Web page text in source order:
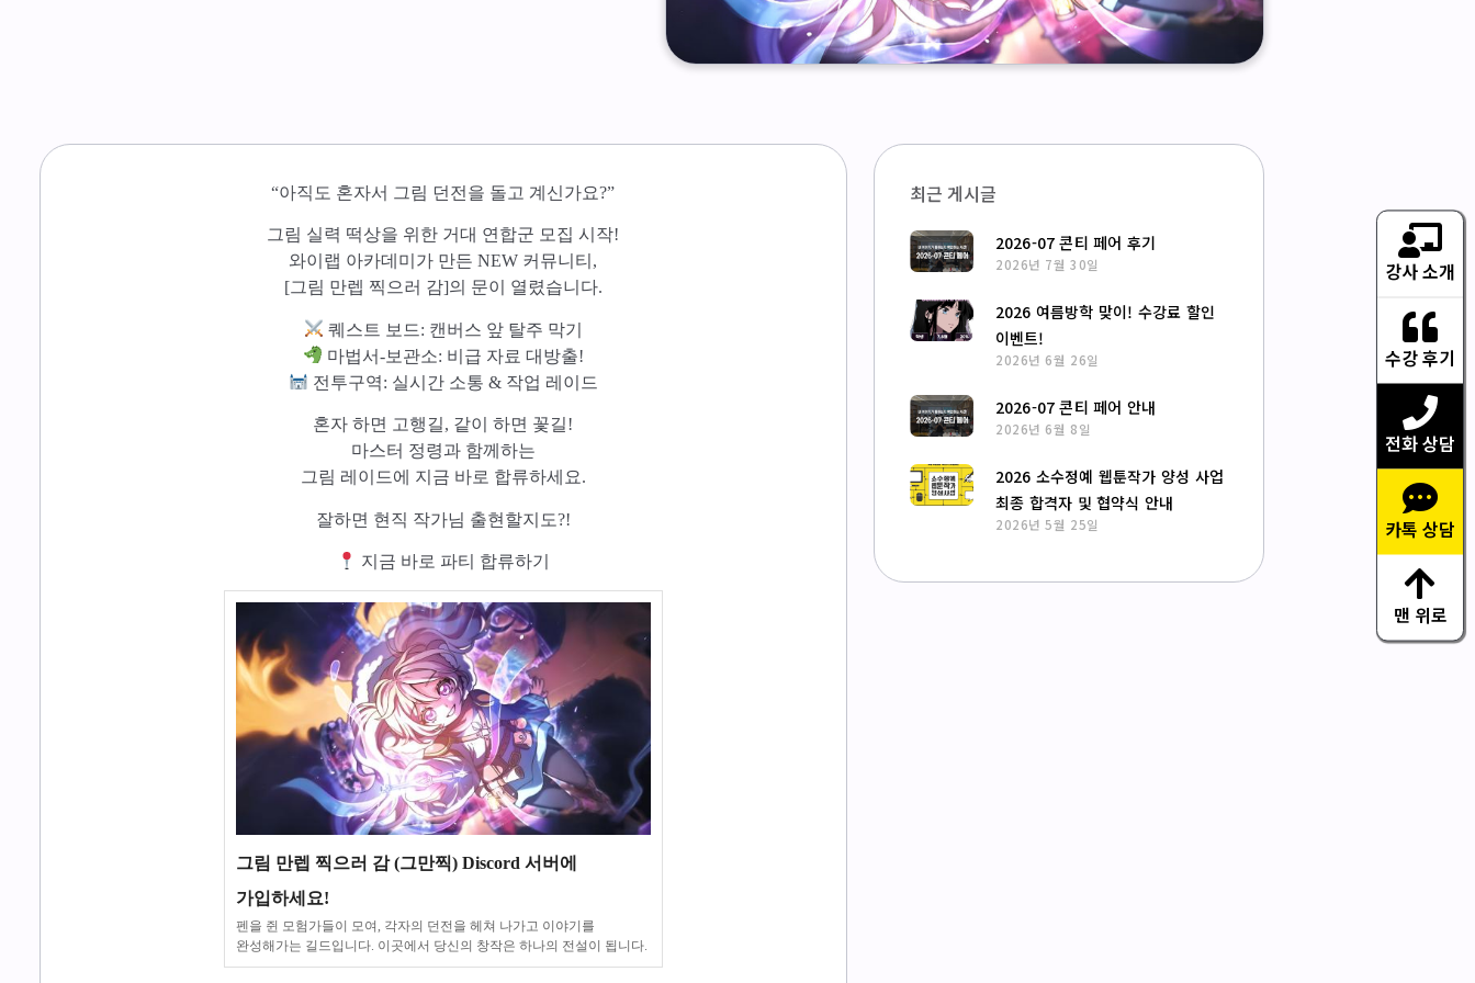
“아직도 혼자서 그림 던전을 돌고 계신가요?”
그림 실력 떡상을 위한 거대 연합군 모집 시작!
와이랩 아카데미가 만든 NEW 커뮤니티,
[그림 만렙 찍으러 감]의 문이 열렸습니다.
퀘스트 보드: 캔버스 앞 탈주 막기
마법서-보관소: 비급 자료 대방출!
전투구역: 실시간 소통 & 작업 레이드
혼자 하면 고행길, 같이 하면 꽃길!
마스터 정령과 함께하는
그림 레이드에 지금 바로 합류하세요.
잘하면 현직 작가님 출현할지도?!
지금 바로 파티 합류하기
그림 만렙 찍으러 감 (그만찍) Discord 서버에
가입하세요!
펜을 쥔 모험가들이 모여, 각자의 던전을 헤쳐 나가고 이야기를
완성해가는 길드입니다. 이곳에서 당신의 창작은 하나의 전설이 됩니다.
최근 게시글
2026-07 콘티 페어 후기
2026년 7월 30일
2026 여름방학 맞이! 수강료 할인
이벤트!
2026년 6월 26일
2026-07 콘티 페어 안내
2026년 6월 8일
2026 소수정예 웹툰작가 양성 사업
최종 합격자 및 협약식 안내
2026년 5월 25일
강사 소개
수강 후기
전화 상담
카톡 상담
맨 위로